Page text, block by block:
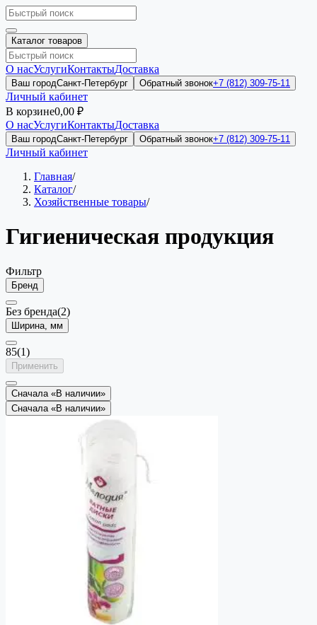
Каталог товаров
О насУслугиКонтактыДоставка
Ваш городСанкт-Петербург Обратный звонок+7 (812) 309-75-11
Личный кабинет
В корзине0,00 ₽
О насУслугиКонтактыДоставка
Ваш городСанкт-Петербург Обратный звонок+7 (812) 309-75-11
Личный кабинет
Главная/
Каталог/
Хозяйственные товары/
Гигиеническая продукция
Фильтр
Бренд
Без бренда(2)
Ширина, мм
85(1)
Применить
Сначала «В наличии»
Сначала «В наличии»